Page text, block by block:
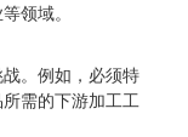
领域。
。例如，必须特
需的下游加工工